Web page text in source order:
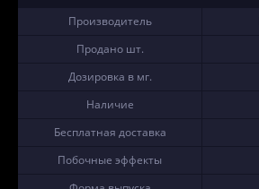
Производитель
Продано шт.
Дозировка в мг.
Наличие
Бесплатная доставка
Побочные эффекты